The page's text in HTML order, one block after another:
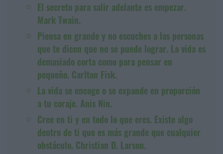
El secreto para salir adelante es empezar.
Mark Twain.
Piensa en grande y no escuches a las personas
que te dicen que no se puede lograr. La vida es
demasiado corta como para pensar en
pequeño. Carlton Fisk.
La vida se encoge o se expande en proporción
a tu coraje. Anis Nin.
Cree en ti y en todo lo que eres. Existe algo
dentro de ti que es más grande que cualquier
obstáculo. Christian D. Larson.